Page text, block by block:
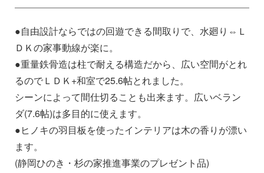
●自由設計ならではの回遊できる間取りで、水廻り⇔Ｌ
ＤＫの家事動線が楽に。
●重量鉄骨造は柱で耐える構造だから、広い空間がとれ
るのでＬＤＫ+和室で25.6帖とれました。
シーンによって間仕切ることも出来ます。広いベラン
ダ(7.6帖)は多目的に使えます。
●ヒノキの羽目板を使ったインテリアは木の香りが漂い
ます。
(静岡ひのき・杉の家推進事業のプレゼント品)